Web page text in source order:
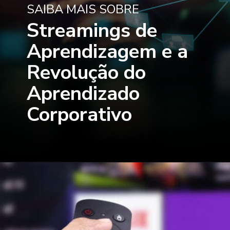
Streamings de
Aprendizagem e a
Revolução do
Aprendizado
Corporativo
SAIBA MAIS SOBRE